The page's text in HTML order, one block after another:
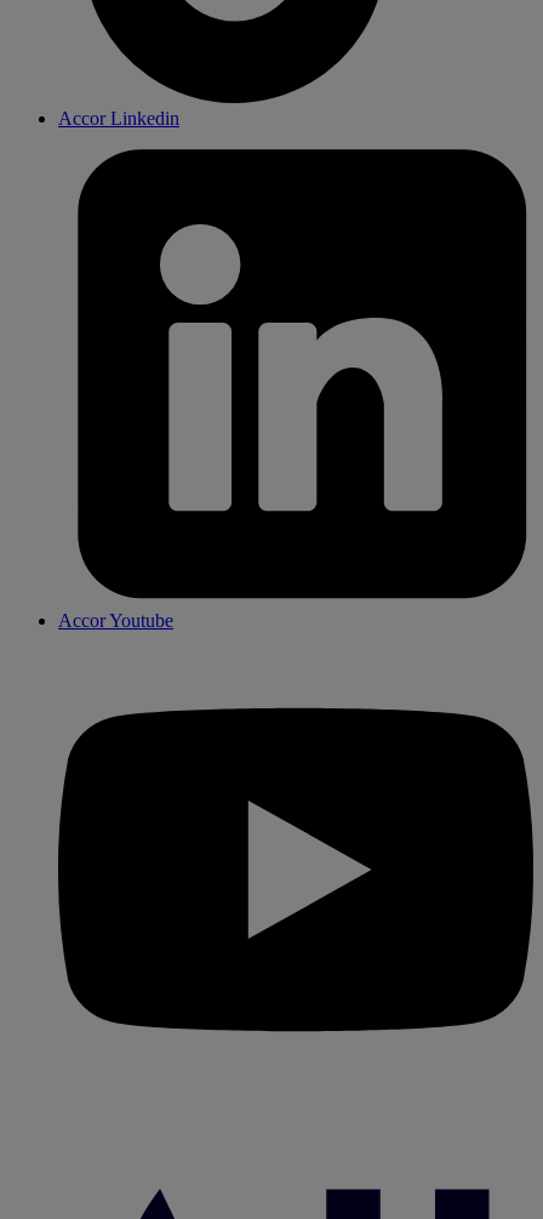
Accor Linkedin
Accor Youtube